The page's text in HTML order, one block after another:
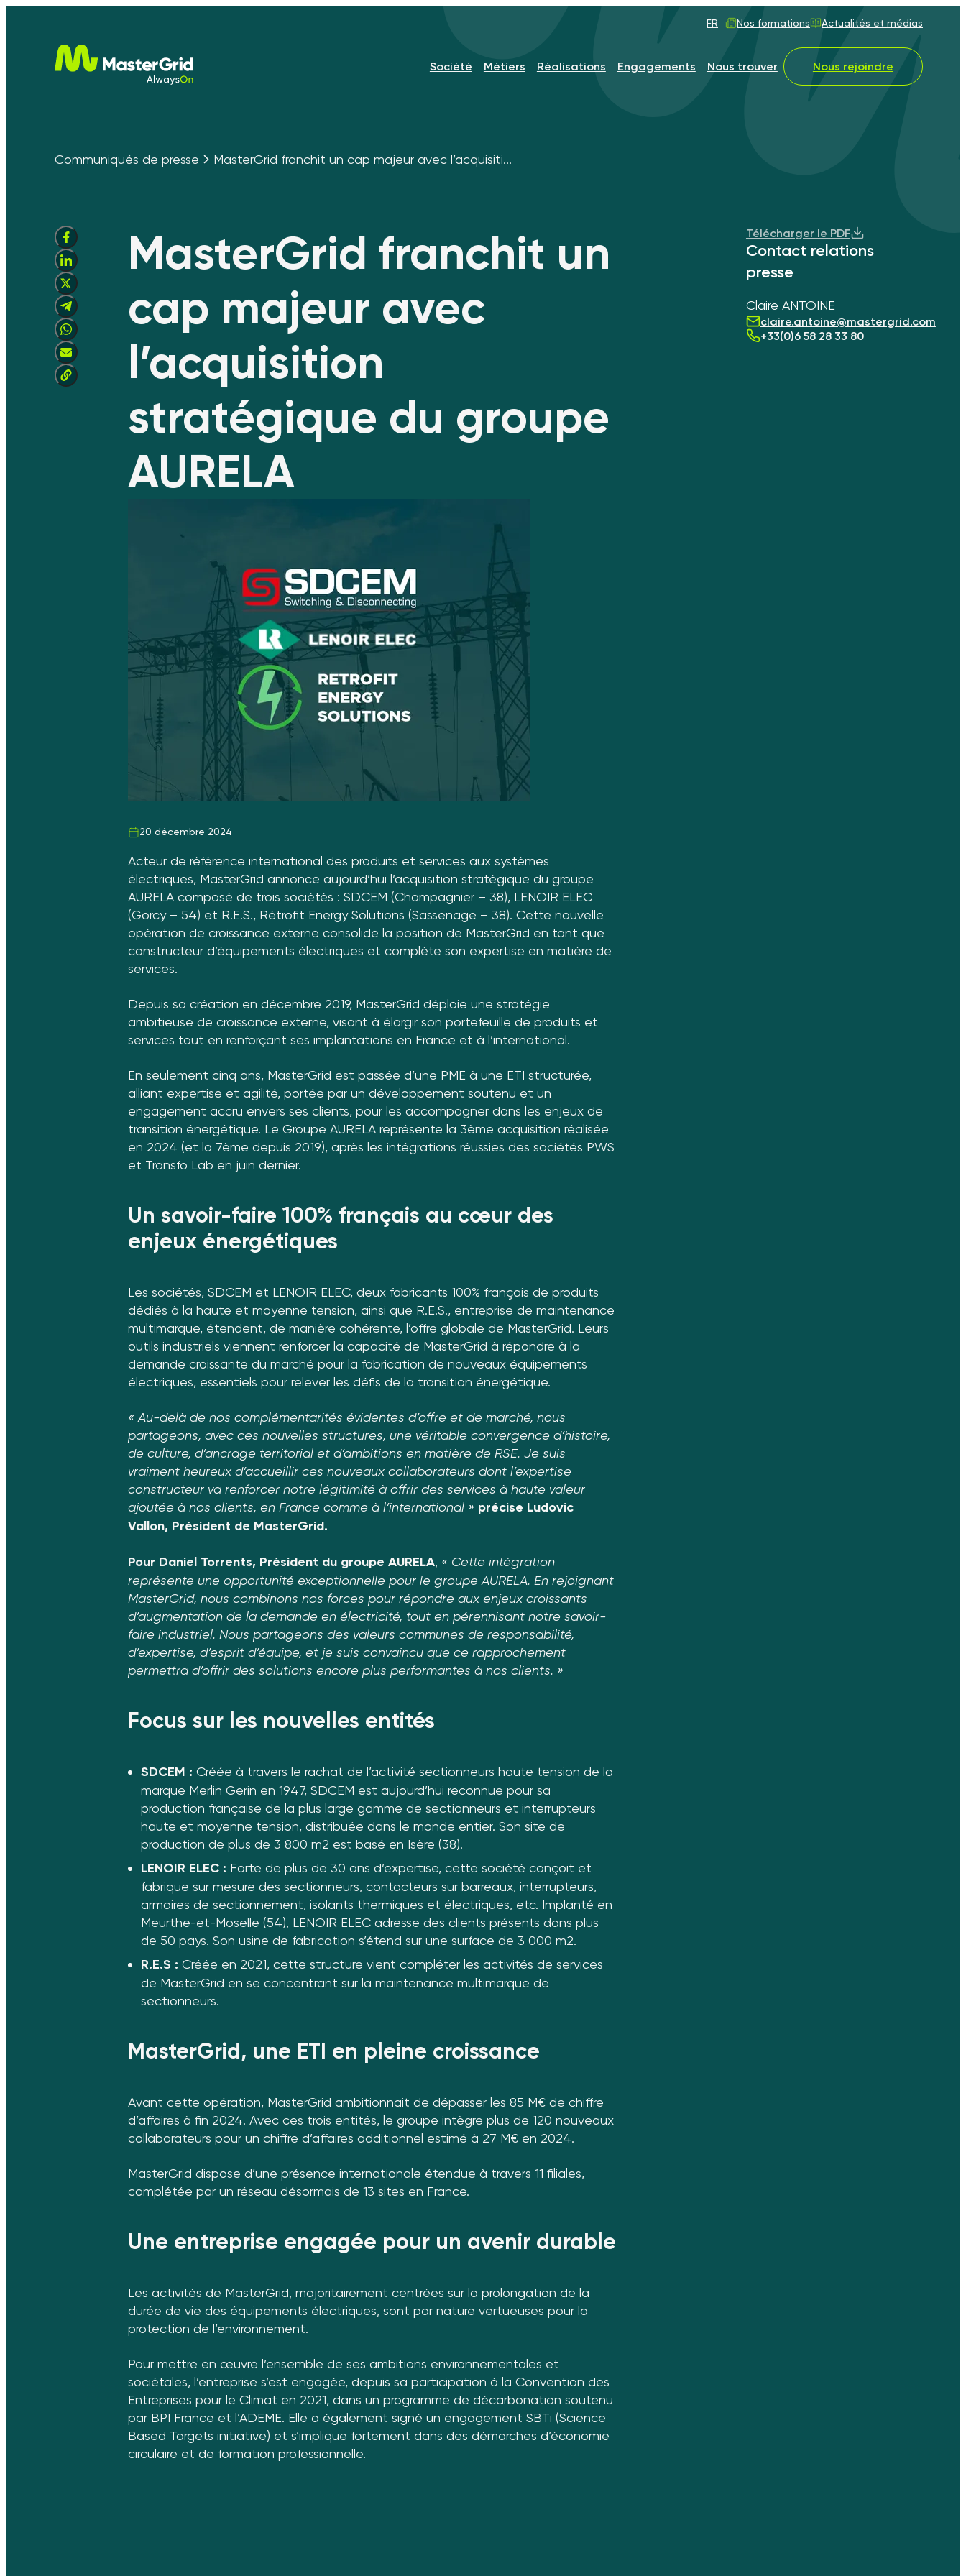
FR Nos formations Actualités et médias
Société Métiers Réalisations Engagements Nous trouver Nous rejoindre
Communiqués de presse MasterGrid franchit un cap majeur avec l’acquisiti...
MasterGrid franchit un
cap majeur avec
l’acquisition
stratégique du groupe
AURELA
20 décembre 2024
Acteur de référence international des produits et services aux systèmes
électriques, MasterGrid annonce aujourd’hui l’acquisition stratégique du groupe
AURELA composé de trois sociétés : SDCEM (Champagnier – 38), LENOIR ELEC
(Gorcy – 54) et R.E.S., Rétrofit Energy Solutions (Sassenage – 38). Cette nouvelle
opération de croissance externe consolide la position de MasterGrid en tant que
constructeur d’équipements électriques et complète son expertise en matière de
services.
Depuis sa création en décembre 2019, MasterGrid déploie une stratégie
ambitieuse de croissance externe, visant à élargir son portefeuille de produits et
services tout en renforçant ses implantations en France et à l’international.
En seulement cinq ans, MasterGrid est passée d’une PME à une ETI structurée,
alliant expertise et agilité, portée par un développement soutenu et un
engagement accru envers ses clients, pour les accompagner dans les enjeux de
transition énergétique. Le Groupe AURELA représente la 3ème acquisition réalisée
en 2024 (et la 7ème depuis 2019), après les intégrations réussies des sociétés PWS
et Transfo Lab en juin dernier.
Un savoir-faire 100% français au cœur des
enjeux énergétiques
Les sociétés, SDCEM et LENOIR ELEC, deux fabricants 100% français de produits
dédiés à la haute et moyenne tension, ainsi que R.E.S., entreprise de maintenance
multimarque, étendent, de manière cohérente, l’offre globale de MasterGrid. Leurs
outils industriels viennent renforcer la capacité de MasterGrid à répondre à la
demande croissante du marché pour la fabrication de nouveaux équipements
électriques, essentiels pour relever les défis de la transition énergétique.
« Au-delà de nos complémentarités évidentes d’offre et de marché, nous
partageons, avec ces nouvelles structures, une véritable convergence d’histoire,
de culture, d’ancrage territorial et d’ambitions en matière de RSE. Je suis
vraiment heureux d’accueillir ces nouveaux collaborateurs dont l’expertise
constructeur va renforcer notre légitimité à offrir des services à haute valeur
ajoutée à nos clients, en France comme à l’international » précise Ludovic
Vallon, Président de MasterGrid.
Pour Daniel Torrents, Président du groupe AURELA, « Cette intégration
représente une opportunité exceptionnelle pour le groupe AURELA. En rejoignant
MasterGrid, nous combinons nos forces pour répondre aux enjeux croissants
d’augmentation de la demande en électricité, tout en pérennisant notre savoir-
faire industriel. Nous partageons des valeurs communes de responsabilité,
d’expertise, d’esprit d’équipe, et je suis convaincu que ce rapprochement
permettra d’offrir des solutions encore plus performantes à nos clients. »
Focus sur les nouvelles entités
SDCEM : Créée à travers le rachat de l’activité sectionneurs haute tension de la
marque Merlin Gerin en 1947, SDCEM est aujourd’hui reconnue pour sa
production française de la plus large gamme de sectionneurs et interrupteurs
haute et moyenne tension, distribuée dans le monde entier. Son site de
production de plus de 3 800 m2 est basé en Isère (38).
LENOIR ELEC : Forte de plus de 30 ans d’expertise, cette société conçoit et
fabrique sur mesure des sectionneurs, contacteurs sur barreaux, interrupteurs,
armoires de sectionnement, isolants thermiques et électriques, etc. Implanté en
Meurthe-et-Moselle (54), LENOIR ELEC adresse des clients présents dans plus
de 50 pays. Son usine de fabrication s’étend sur une surface de 3 000 m2.
R.E.S : Créée en 2021, cette structure vient compléter les activités de services
de MasterGrid en se concentrant sur la maintenance multimarque de
sectionneurs.
MasterGrid, une ETI en pleine croissance
Avant cette opération, MasterGrid ambitionnait de dépasser les 85 M€ de chiffre
d’affaires à fin 2024. Avec ces trois entités, le groupe intègre plus de 120 nouveaux
collaborateurs pour un chiffre d’affaires additionnel estimé à 27 M€ en 2024.
MasterGrid dispose d’une présence internationale étendue à travers 11 filiales,
complétée par un réseau désormais de 13 sites en France.
Une entreprise engagée pour un avenir durable
Les activités de MasterGrid, majoritairement centrées sur la prolongation de la
durée de vie des équipements électriques, sont par nature vertueuses pour la
protection de l’environnement.
Pour mettre en œuvre l’ensemble de ses ambitions environnementales et
sociétales, l’entreprise s’est engagée, depuis sa participation à la Convention des
Entreprises pour le Climat en 2021, dans un programme de décarbonation soutenu
par BPI France et l’ADEME. Elle a également signé un engagement SBTi (Science
Based Targets initiative) et s’implique fortement dans des démarches d’économie
circulaire et de formation professionnelle.
Télécharger le PDF
Contact relations
presse
Claire ANTOINE
claire.antoine@mastergrid.com
+33(0)6 58 28 33 80